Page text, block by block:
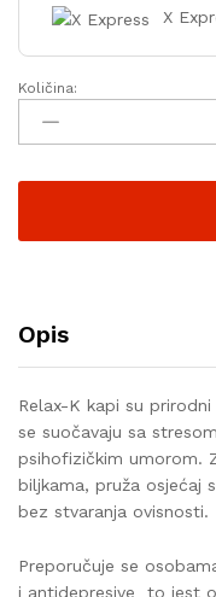
X
Količina:
Opis
Relax-K kapi su
se suočavaju sa
psihofizičkim umorom.
biljkama, pruža osjećaj
bez stvaranja ovisnosti.
Preporučuje se
i antidepresive to jest